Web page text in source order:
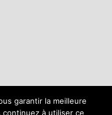
garantir la meilleure
à utiliser ce